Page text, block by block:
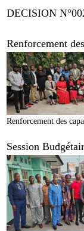
DECISION
Renforcement
Renforcement des
Session